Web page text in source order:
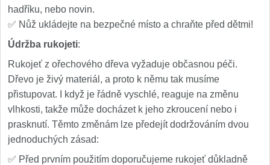
hadříku, nebo novin.
✅ Nůž ukládejte na bezpečné místo a chraňte před dětmi!
Údržba rukojeti:
Rukojeť z ořechového dřeva vyžaduje občasnou péči.
Dřevo je živý materiál, a proto k němu tak musíme
přistupovat. I když je řádně vyschlé, reaguje na změnu
vlhkosti, takže může docházet k jeho zkroucení nebo i
prasknutí. Těmto změnám lze předejít dodržováním dvou
jednoduchých zásad:
✅ Před prvním použitím doporučujeme rukojeť důkladně